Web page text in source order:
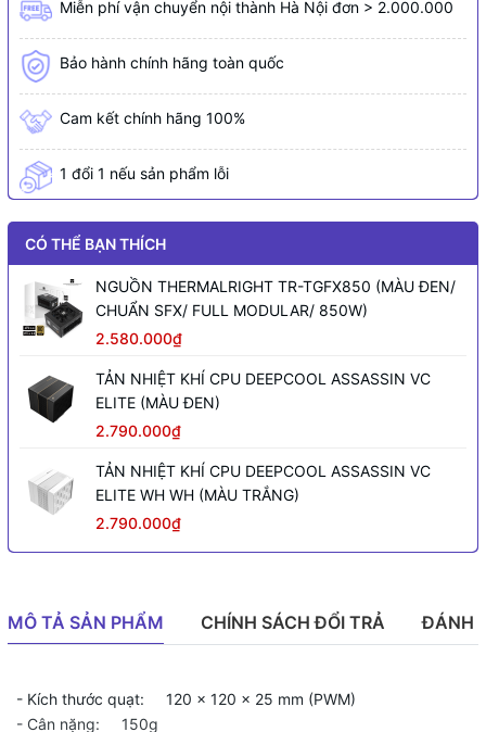
Miễn phí vận chuyển nội thành Hà Nội đơn > 2.000.000
Bảo hành chính hãng toàn quốc
Cam kết chính hãng 100%
1 đổi 1 nếu sản phẩm lỗi
CÓ THỂ BẠN THÍCH
NGUỒN THERMALRIGHT TR-TGFX850 (MÀU ĐEN/
CHUẨN SFX/ FULL MODULAR/ 850W)
2.580.000₫
TẢN NHIỆT KHÍ CPU DEEPCOOL ASSASSIN VC
ELITE (MÀU ĐEN)
2.790.000₫
TẢN NHIỆT KHÍ CPU DEEPCOOL ASSASSIN VC
ELITE WH WH (MÀU TRẮNG)
2.790.000₫
MÔ TẢ SẢN PHẨM CHÍNH SÁCH ĐỔI TRẢ ĐÁNH
- Kích thước quạt: 120 × 120 × 25 mm (PWM)
- Cân nặng: 150g